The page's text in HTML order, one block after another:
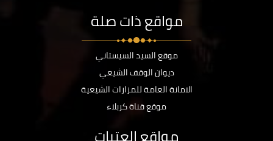
مواقع ذات صلة
موقع السيد السيستاني
ديوان الوقف الشيعي
الامانة العامة للمزارات الشيعية
موقع قناة كربلاء